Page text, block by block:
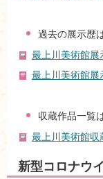
過去の展示歴
最上川美術館展
最上川美術館展
収蔵作品一覧
最上川美術館収
新型コロナウ